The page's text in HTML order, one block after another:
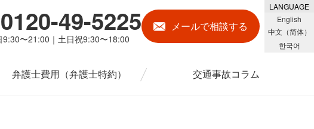
0120-49-5225
9:30〜21:00｜土日祝9:30〜18:00
メールで相談する
LANGUAGE
English
中文（简体）
한국어
弁護士費用 （弁護士特約） 交通事故コラム